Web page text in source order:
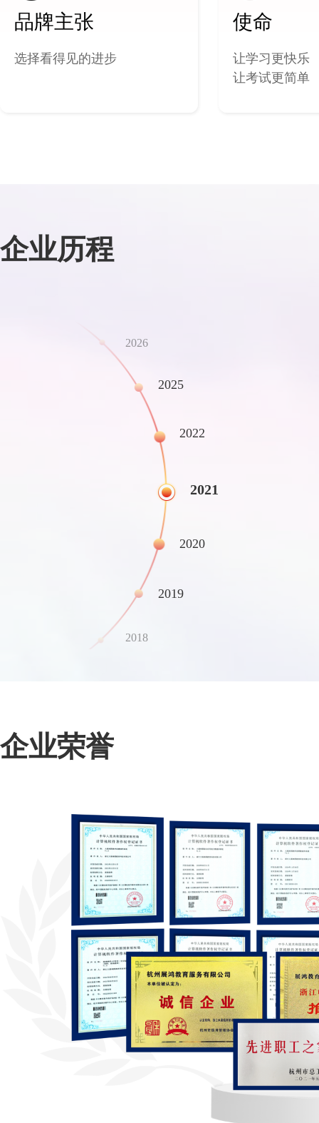
品牌主张
选择看得见的进步
使命
让学习更快乐
让考试更简单
企业历程
2026
2025
2022
2021
2020
2019
2018
企业荣誉